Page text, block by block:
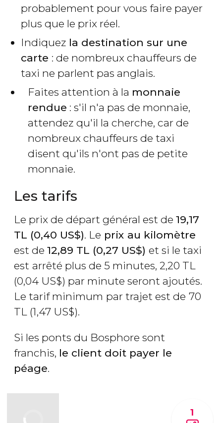
probablement pour vous faire payer
plus que le prix réel.
Indiquez la destination sur une
carte : de nombreux chauffeurs de
taxi ne parlent pas anglais.
Faites attention à la monnaie
rendue : s'il n'a pas de monnaie,
attendez qu'il la cherche, car de
nombreux chauffeurs de taxi
disent qu'ils n'ont pas de petite
monnaie.
Les tarifs
Le prix de départ général est de 19,17
TL (0,40 US$). Le prix au kilomètre
est de 12,89 TL (0,27 US$) et si le taxi
est arrêté plus de 5 minutes, 2,20 TL
(0,04 US$) par minute seront ajoutés.
Le tarif minimum par trajet est de 70
TL (1,47 US$).
Si les ponts du Bosphore sont
franchis, le client doit payer le
péage.
1